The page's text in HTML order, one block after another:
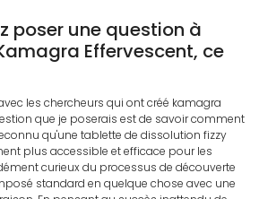
poser une question à
Effervescent, ce
les chercheurs qui ont créé kamagra
que je poserais est de savoir comment
qu'une tablette de dissolution fizzy
plus accessible et efficace pour les
curieux du processus de découverte
standard en quelque chose avec une